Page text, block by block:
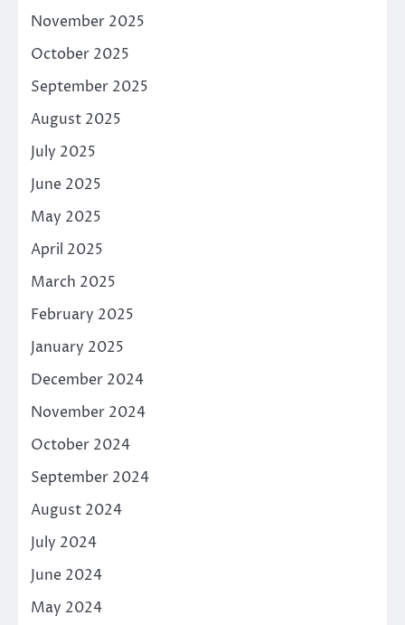
November 2025
October 2025
September 2025
August 2025
July 2025
June 2025
May 2025
April 2025
March 2025
February 2025
January 2025
December 2024
November 2024
October 2024
September 2024
August 2024
July 2024
June 2024
May 2024